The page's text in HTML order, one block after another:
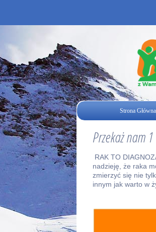
Strona Główna
Przekaż nam
RAK TO
nadzieję, że raka
zmierzyć się nie
innym jak warto w